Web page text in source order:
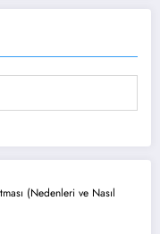
(Nedenleri ve Nasıl